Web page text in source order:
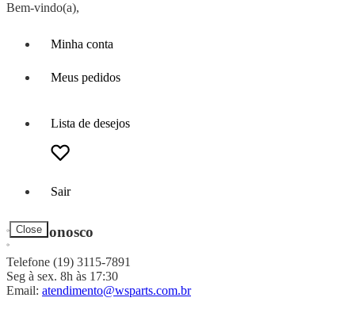
Bem-vindo(a),
Minha conta
Meus pedidos
Lista de desejos
Sair
Close
Fale Conosco
Telefone (19) 3115-7891
Seg à sex. 8h às 17:30
Email: atendimento@wsparts.com.br